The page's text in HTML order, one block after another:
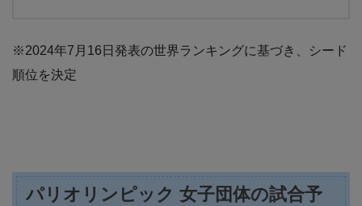
※2024年7月16日発表の世界ランキングに基づき、シード
順位を決定
パリオリンピック 女子団体の試合予